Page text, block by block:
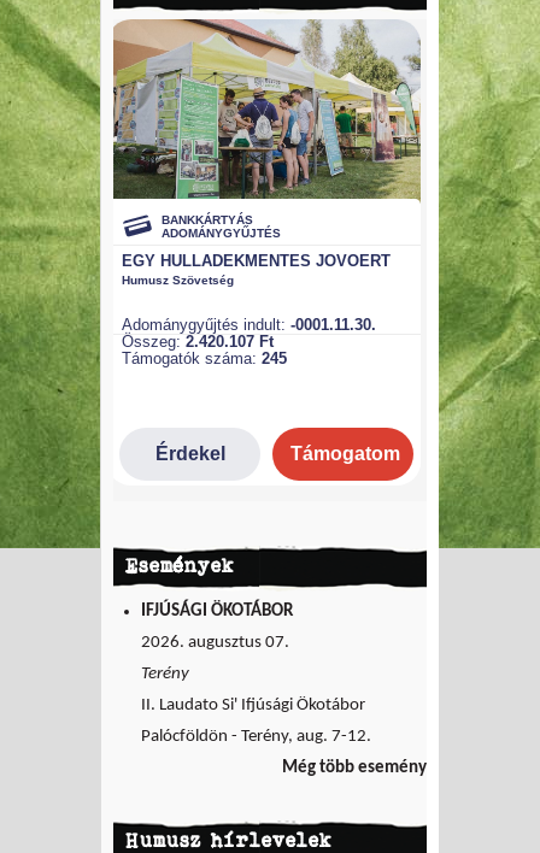
Események
IFJÚSÁGI ÖKOTÁBOR
2026. augusztus 07.
Terény
II. Laudato Si' Ifjúsági Ökotábor
Palócföldön - Terény, aug. 7-12.
Még több esemény
Humusz hírlevelek